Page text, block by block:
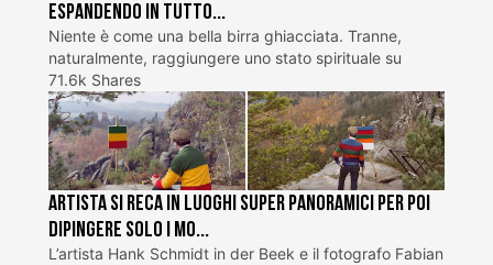
espandendo in tutto...
Niente è come una bella birra ghiacciata. Tranne,
naturalmente, raggiungere uno stato spirituale su
71.6k Shares
Artista si reca in luoghi super panoramici per poi
dipingere solo i mo...
L’artista Hank Schmidt in der Beek e il fotografo Fabian